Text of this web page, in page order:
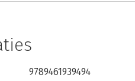
9789461939494